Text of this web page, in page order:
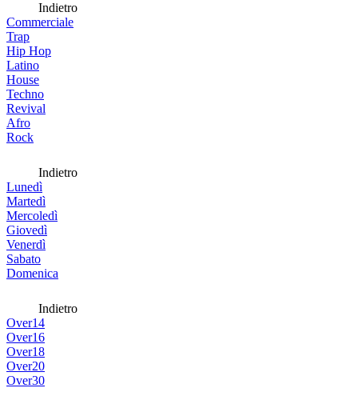
Indietro
Commerciale
Trap
Hip Hop
Latino
House
Techno
Revival
Afro
Rock
Indietro
Lunedì
Martedì
Mercoledì
Giovedì
Venerdì
Sabato
Domenica
Indietro
Over14
Over16
Over18
Over20
Over30